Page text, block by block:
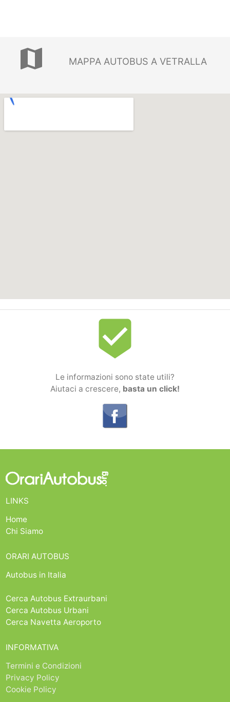
map MAPPA AUTOBUS A VETRALLA
beenhere
Le informazioni sono state utili?
Aiutaci a crescere, basta un click!
LINKS
Home
Chi Siamo
ORARI AUTOBUS
Autobus in Italia
Cerca Autobus Extraurbani
Cerca Autobus Urbani
Cerca Navetta Aeroporto
INFORMATIVA
Termini e Condizioni
Privacy Policy
Cookie Policy